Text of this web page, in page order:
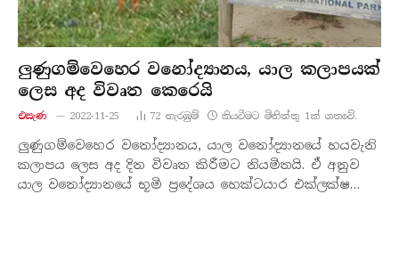
ලුණුගම්වෙහෙර වනෝද්‍යානය, යාල කලාපයක්
ලෙස අද විවෘත කෙරෙයි
එසැණ 2022-11-25 72 නැරඹු​ම් කියවීමට මිනිත්තු 1ක් ගතවේ.
ලුණුගම්වෙහෙර වනෝද්‍යානය, යාල වනෝද්‍යානයේ හයවැනි
කලාපය ලෙස අද දින විවෘත කිරීමට නියමිතයි. ඒ අනුව
යාල වනෝද්‍යානයේ භූමි ප්‍රදේශය හෙක්ටයාර එක්ලක්ෂ…